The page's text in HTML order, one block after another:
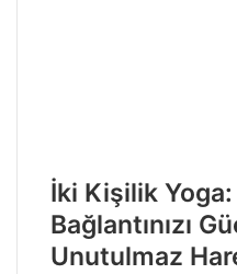
İki Kişilik
Bağlantınızı
Unutulmaz